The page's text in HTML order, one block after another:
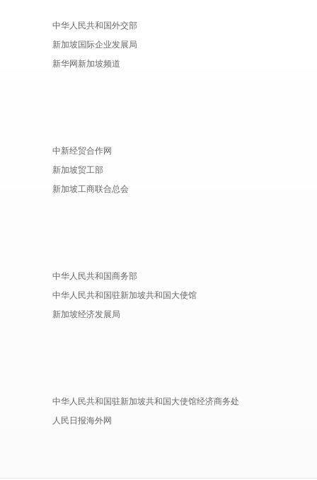
中华人民共和国外交部
新加坡国际企业发展局
新华网新加坡频道
中新经贸合作网
新加坡贸工部
新加坡工商联合总会
中华人民共和国商务部
中华人民共和国驻新加坡共和国大使馆
新加坡经济发展局
中华人民共和国驻新加坡共和国大使馆经济商务处
人民日报海外网